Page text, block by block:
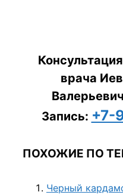
врача
Запись: +7-
ПОХОЖИЕ ПО
Черный